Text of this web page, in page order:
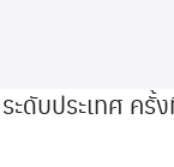
ดับประเทศ